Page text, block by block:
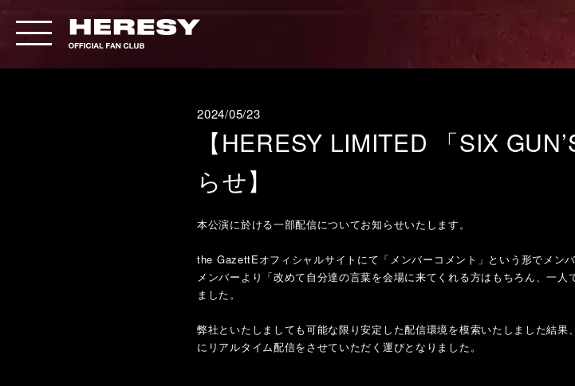
2024/05/23
【HERESY LIMITED 「SIX
らせ】
本公演に於ける一部配信についてお知らせいたします。
the GazettEオフィシャルサイトにて「メンバーコメント」という形でメン
メンバーより「改めて自分達の言葉を会場に来てくれる方はもちろん、一
ました。
弊社といたしましても可能な限り安定した配信環境を模索いたしました結
にリアルタイム配信をさせていただく運びとなりました。